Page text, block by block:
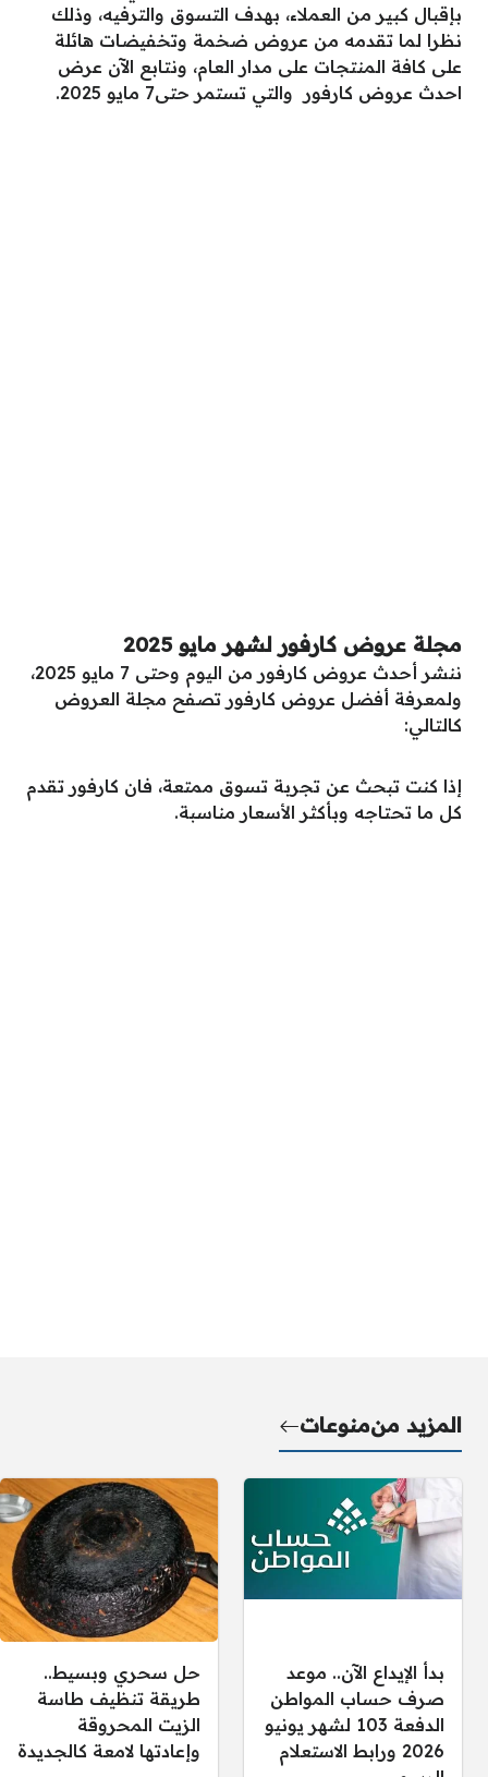
بإقبال كبير من العملاء، بهدف التسوق والترفيه، وذلك
نظرا لما تقدمه من عروض ضخمة وتخفيضات هائلة
على كافة المنتجات على مدار العام، ونتابع الآن عرض
احدث عروض كارفور والتي تستمر حتى7 مايو 2025.
مجلة عروض كارفور لشهر مايو 2025
ننشر أحدث عروض كارفور من اليوم وحتى 7 مايو 2025،
ولمعرفة أفضل عروض كارفور تصفح مجلة العروض
كالتالي:
إذا كنت تبحث عن تجربة تسوق ممتعة، فان كارفور تقدم
كل ما تحتاجه وبأكثر الأسعار مناسبة.
المزيد منمنوعات
بدأ الإيداع الآن.. موعد
صرف حساب المواطن
الدفعة 103 لشهر يونيو
2026 ورابط الاستعلام
حل سحري وبسيط..
طريقة تنظيف طاسة
الزيت المحروقة
وإعادتها لامعة كالجديدة